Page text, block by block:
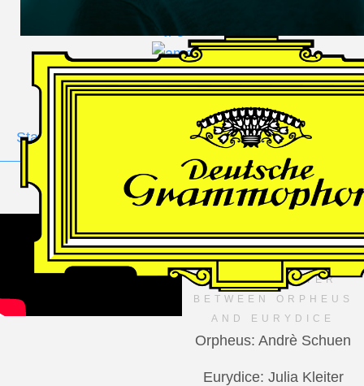
Stage Duo
VIDEO
MANFRED TROJAHN –
AN ENCOUNTER
BETWEEN ORPHEUS
AND EURYDICE
Orpheus: Andrè Schuen
Eurydice: Julia Kleiter